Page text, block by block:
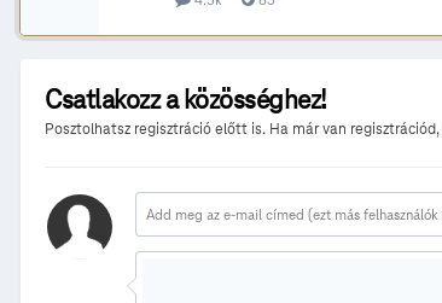
Csatlakozz a közösséghez!
Posztolhatsz regisztráció előtt is. Ha már van regisztrációd,